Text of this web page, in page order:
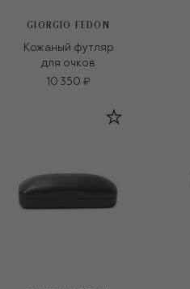
GIORGIO FEDON
Кожаный футляр
для очков
10 350 ₽